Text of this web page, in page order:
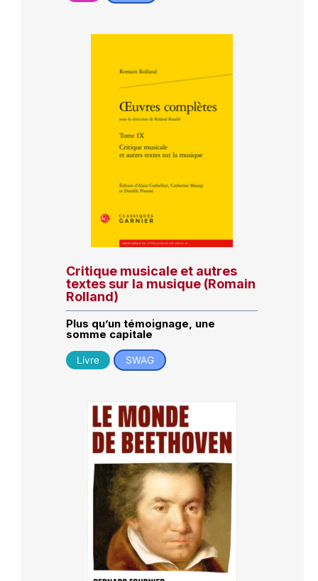
Critique musicale et autres
textes sur la musique (Romain
Rolland)
Plus qu’un témoignage, une
somme capitale
Livre SWAG